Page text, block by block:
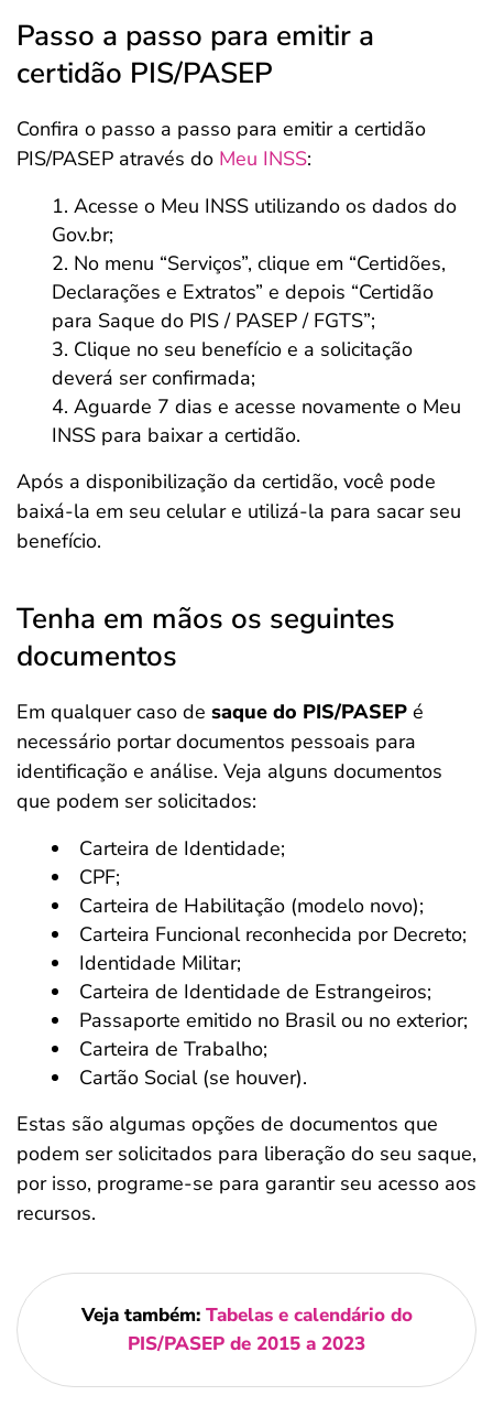
Passo a passo para emitir a
certidão PIS/PASEP
Confira o passo a passo para emitir a certidão
PIS/PASEP através do Meu INSS:
Acesse o Meu INSS utilizando os dados do
Gov.br;
No menu “Serviços”, clique em “Certidões,
Declarações e Extratos” e depois “Certidão
para Saque do PIS / PASEP / FGTS”;
Clique no seu benefício e a solicitação
deverá ser confirmada;
Aguarde 7 dias e acesse novamente o Meu
INSS para baixar a certidão.
Após a disponibilização da certidão, você pode
baixá-la em seu celular e utilizá-la para sacar seu
benefício.
Tenha em mãos os seguintes
documentos
Em qualquer caso de saque do PIS/PASEP é
necessário portar documentos pessoais para
identificação e análise. Veja alguns documentos
que podem ser solicitados:
Carteira de Identidade;
CPF;
Carteira de Habilitação (modelo novo);
Carteira Funcional reconhecida por Decreto;
Identidade Militar;
Carteira de Identidade de Estrangeiros;
Passaporte emitido no Brasil ou no exterior;
Carteira de Trabalho;
Cartão Social (se houver).
Estas são algumas opções de documentos que
podem ser solicitados para liberação do seu saque,
por isso, programe-se para garantir seu acesso aos
recursos.
Veja também: Tabelas e calendário do
PIS/PASEP de 2015 a 2023